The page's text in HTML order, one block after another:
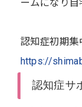
ームになり自
認知症初期
https://
認知症サ